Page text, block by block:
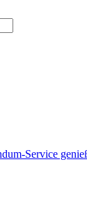
Service